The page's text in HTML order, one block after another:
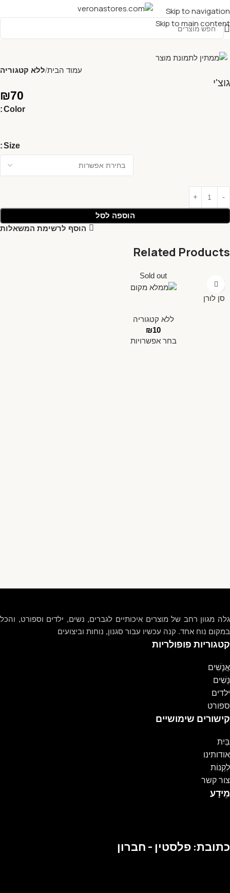
Skip to navigation
Skip to main content
עמוד הבית ללא קטגוריה
גוצ'י
₪70
Color
Size
הוספה לסל
הוסף לרשימת המשאלות
Related Products
Sold out
סן לורן
ללא קטגוריה
₪10
בחר אפשרויות
גלה מגוון רחב של מוצרים איכותיים לגברים, נשים, ילדים וספורט, והכל
במקום נוח אחד. קנה עכשיו עבור סגנון, נוחות וביצועים
קטגוריות פופולריות
אֲנָשִׁים
נָשִׁים
ילדים
ספורט
קישורים שימושיים
בַּיִת
אודותינו
לִקְנוֹת
צור קשר
מֵידָע
כתובת: פלסטין - חברון